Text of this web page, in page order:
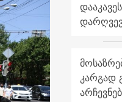
კარგად